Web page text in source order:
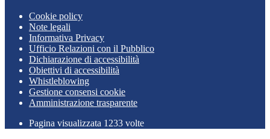
Cookie policy
Note legali
Informativa Privacy
Ufficio Relazioni con il Pubblico
Dichiarazione di accessibilità
Obiettivi di accessibilità
Whistleblowing
Gestione consensi cookie
Amministrazione trasparente
Pagina visualizzata 1233 volte